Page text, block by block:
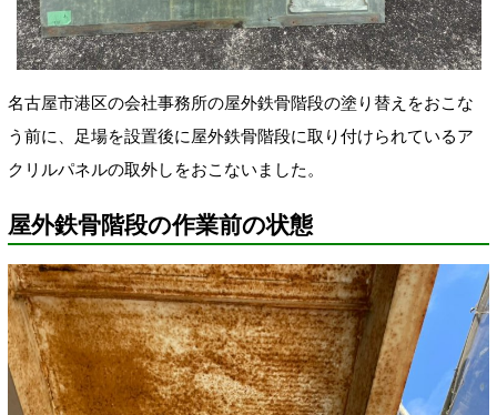
名古屋市港区の会社事務所の屋外鉄骨階段の塗り替えをおこな
う前に、足場を設置後に屋外鉄骨階段に取り付けられているア
クリルパネルの取外しをおこないました。
屋外鉄骨階段の作業前の状態